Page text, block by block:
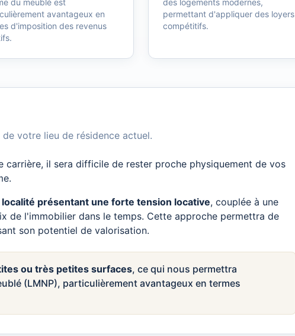
du meublé est
avantageux en
d'imposition des revenus
des logements modernes,
permettant d'appliquer des loyers
compétitifs.
votre lieu de résidence actuel.
carrière, il sera difficile de rester proche physiquement de vos
présentant une forte tension locative, couplée à une
de l'immobilier dans le temps. Cette approche permettra de
son potentiel de valorisation.
ou très petites surfaces, ce qui nous permettra
(LMNP), particulièrement avantageux en termes